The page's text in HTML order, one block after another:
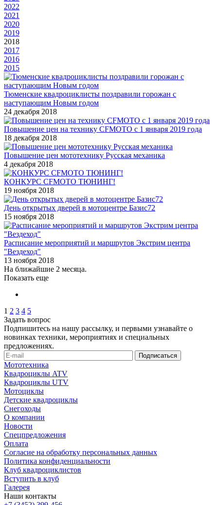
2022
2021
2020
2019
2018
2017
2016
2015
Тюменские квадроциклисты поздравили горожан с
наступающим Новым годом
24 декабря 2018
Повышение цен на технику CFMOTO c 1 января 2019 года
18 декабря 2018
Повышение цен мототехнику Русская механика
4 декабря 2018
КОНКУРС CFMOTO ТЮНИНГ!
19 ноября 2018
День открытых дверей в мотоцентре Базис72
15 ноября 2018
Расписание мероприятий и маршрутов Экстрим центра
"Вездеход"
13 ноября 2018
На ближайшие 2 месяца.
Показать еще
1 2 3 4 5
Задать вопрос
Подпишитесь на нашу рассылку, и первыми узнавайте о
новинках техники, мероприятиях и специальных
предложениях.
Мототехника
Квадроциклы ATV
Квадроциклы UTV
Мотоциклы
Детские квадроциклы
Снегоходы
О компании
Новости
Спецпредложения
Оплата
Согласие на обработку персональных данных
Политика конфиденциальности
Клуб квадроциклистов
Вступить в клуб
Галерея
Наши контакты